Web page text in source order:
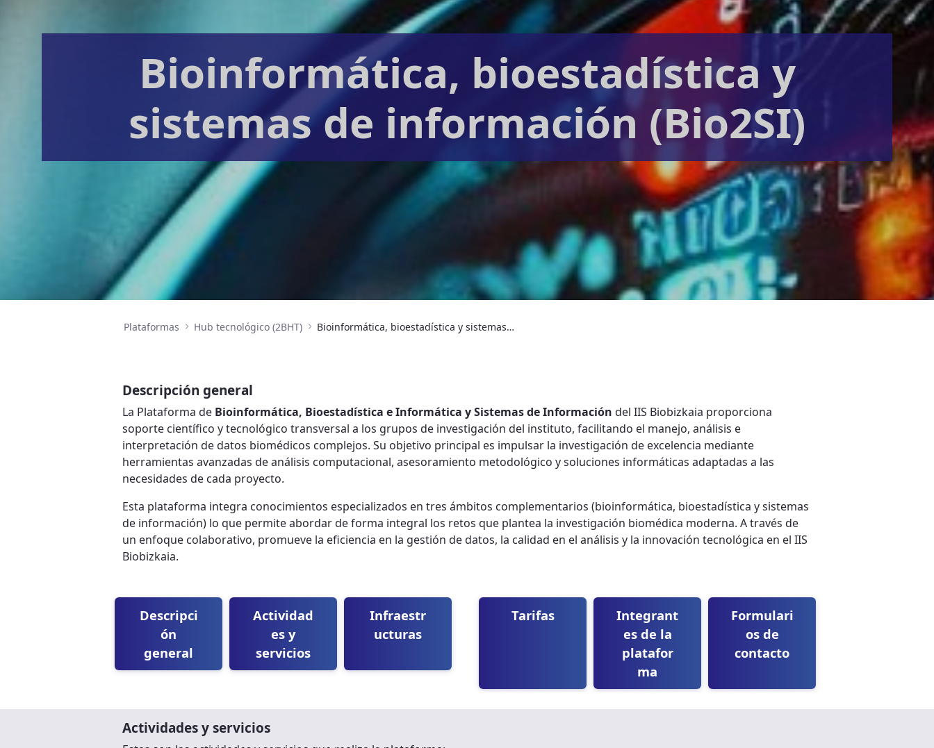
Bioinformática, bioestadística y
sistemas de información (Bio2SI)
Plataformas Hub tecnológico (2BHT) Bioinformática, bioestadística y sistemas de información (Bio2SI)
Descripción general
La Plataforma de Bioinformática, Bioestadística e Informática y Sistemas de Información del IIS Biobizkaia proporciona
soporte científico y tecnológico transversal a los grupos de investigación del instituto, facilitando el manejo, análisis e
interpretación de datos biomédicos complejos. Su objetivo principal es impulsar la investigación de excelencia mediante
herramientas avanzadas de análisis computacional, asesoramiento metodológico y soluciones informáticas adaptadas a las
necesidades de cada proyecto.
Esta plataforma integra conocimientos especializados en tres ámbitos complementarios (bioinformática, bioestadística y sistemas
de información) lo que permite abordar de forma integral los retos que plantea la investigación biomédica moderna. A través de
un enfoque colaborativo, promueve la eficiencia en la gestión de datos, la calidad en el análisis y la innovación tecnológica en el IIS
Biobizkaia.
Descripci
ón
general
Actividad
es y
servicios
Infraestr
ucturas
Tarifas
Integrant
es de la
platafor
ma
Formulari
os de
contacto
Actividades y servicios